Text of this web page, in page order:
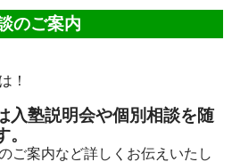
のご案内
！
入塾説明会や個別相談を随
ご案内など詳しくお伝えいたし